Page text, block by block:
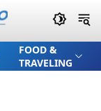
FOOD &
TRAVELING